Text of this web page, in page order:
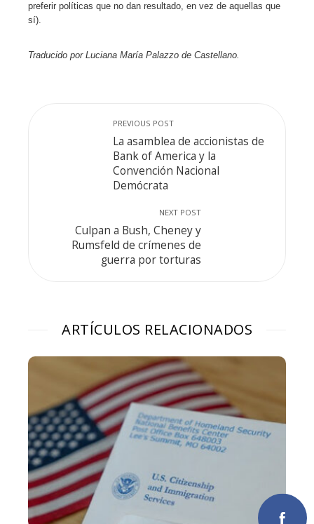
preferir políticas que no dan resultado, en vez de aquellas que
sí).
Traducido por Luciana María Palazzo de Castellano.
PREVIOUS POST
La asamblea de accionistas de
Bank of America y la
Convención Nacional
Demócrata
NEXT POST
Culpan a Bush, Cheney y
Rumsfeld de crímenes de
guerra por torturas
ARTÍCULOS RELACIONADOS